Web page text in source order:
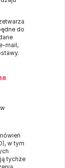
do
mail,
w tym
tychże